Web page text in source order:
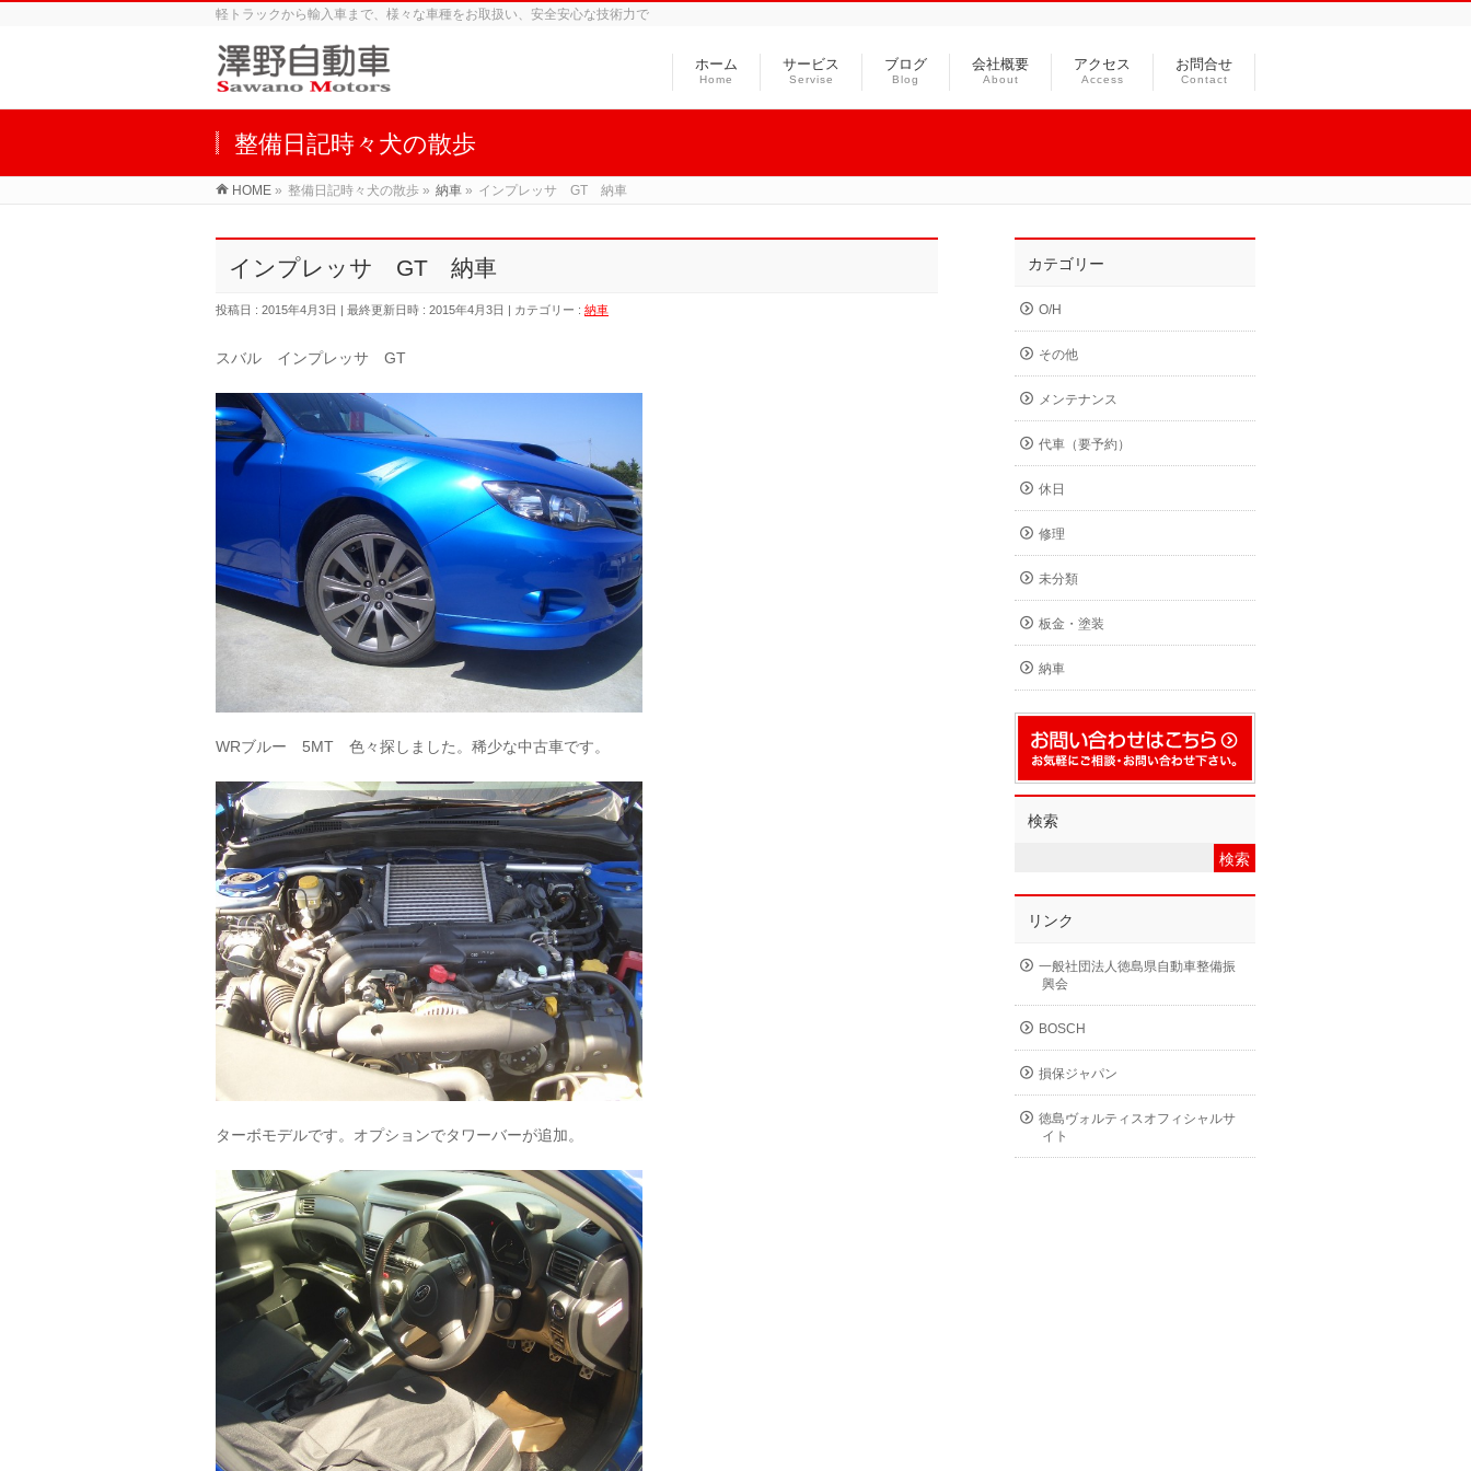
軽トラックから輸入車まで、様々な車種をお取扱い、安全安心な技術力で
ホーム
Home
サービス
Servise
ブログ
Blog
会社概要
About
アクセス
Access
お問合せ
Contact
整備日記時々犬の散歩
HOME » 整備日記時々犬の散歩 » 納車 » インプレッサ GT 納車
インプレッサ GT 納車
投稿日 : 2015年4月3日 最終更新日時 : 2015年4月3日 カテゴリー : 納車
スバル インプレッサ GT
WRブルー 5MT 色々探しました。稀少な中古車です。
ターボモデルです。オプションでタワーバーが追加。
カテゴリー
O/H
その他
メンテナンス
代車（要予約）
休日
修理
未分類
板金・塗装
納車
検索
リンク
一般社団法人徳島県自動車整備振
興会
BOSCH
損保ジャパン
徳島ヴォルティスオフィシャルサ
イト